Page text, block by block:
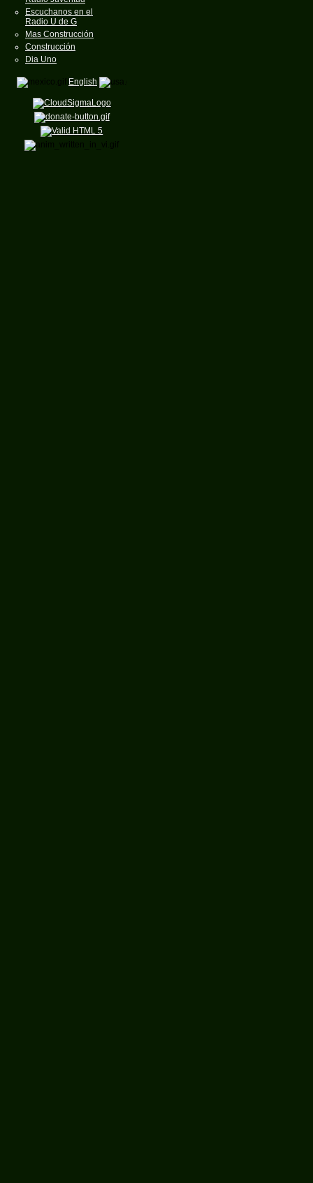
Escuchanos en el
Radio U de G
Mas Construcción
Construcción
Dia Uno
English